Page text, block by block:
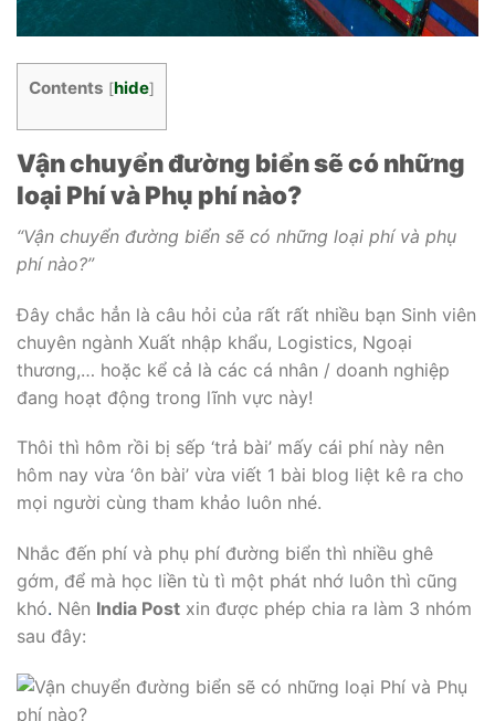
Contents [hide]
Vận chuyển đường biển sẽ có những
loại Phí và Phụ phí nào?
“Vận chuyển đường biển sẽ có những loại phí và phụ
phí nào?”
Đây chắc hẳn là câu hỏi của rất rất nhiều bạn Sinh viên
chuyên ngành Xuất nhập khẩu, Logistics, Ngoại
thương,… hoặc kể cả là các cá nhân / doanh nghiệp
đang hoạt động trong lĩnh vực này!
Thôi thì hôm rồi bị sếp ‘trả bài’ mấy cái phí này nên
hôm nay vừa ‘ôn bài’ vừa viết 1 bài blog liệt kê ra cho
mọi người cùng tham khảo luôn nhé.
Nhắc đến phí và phụ phí đường biển thì nhiều ghê
gớm, để mà học liền tù tì một phát nhớ luôn thì cũng
khó. Nên India Post xin được phép chia ra làm 3 nhóm
sau đây: